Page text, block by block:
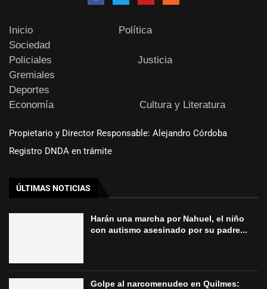
Inicio
Política
Sociedad
Policiales
Justicia
Gremiales
Deportes
Economía
Cultura y Literatura
Propietario y Director Responsable: Alejandro Córdoba
Registro DNDA en trámite
ÚLTIMAS NOTICIAS
Harán una marcha por Nahuel, el niño
con autismo asesinado por su padre...
Golpe al narcomenudeo en Quilmes: